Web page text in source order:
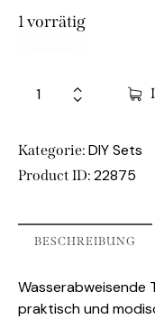
1 vorrätig
Kategorie: DIY Sets
Product ID: 22875
BESCHREIBUNG
Wasserabweisende
praktisch und